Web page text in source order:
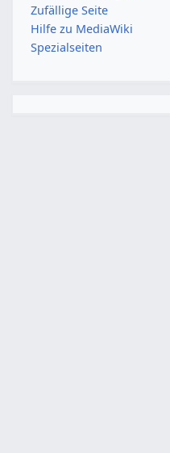
Zufällige Seite
Hilfe zu MediaWiki
Spezialseiten